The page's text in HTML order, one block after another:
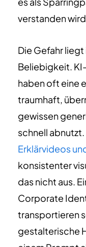
verstanden
Die Gefahr
Beliebigkeit.
haben oft eine
traumhaft,
gewissen
schnell abnutzt.
Erklärvideos
konsistenter
das nicht aus.
Corporate
transportieren
gestalterische